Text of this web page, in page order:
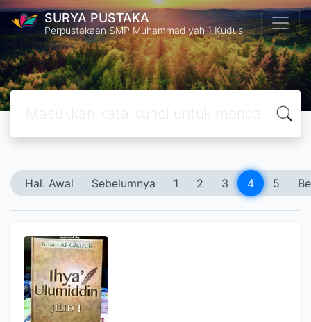
SURYA PUSTAKA
Perpustakaan SMP Muhammadiyah 1 Kudus
Hal. Awal Sebelumnya 1 2 3 4 5